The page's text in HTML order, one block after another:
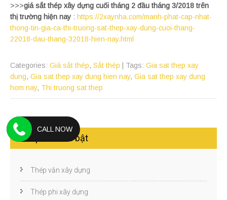
>>>giá sắt thép xây dựng cuối tháng 2 đầu tháng 3/2018 trên
thị trường hiện nay : https://2xaynha.com/manh-phat-cap-nhat-
thong-tin-gia-ca-thi-truong-sat-thep-xay-dung-cuoi-thang-
22018-dau-thang-32018-hien-nay.html
Categories: Giá sắt thép, Sắt thép | Tags: Gia sat thep xay
dung, Gia sat thep xay dung hien nay, Gia sat thep xay dung
hom nay, Thi truong sat thep
Sản phẩm nổi bật
Thép vằn xây dựng
Thép phi xây dựng
CALL NOW